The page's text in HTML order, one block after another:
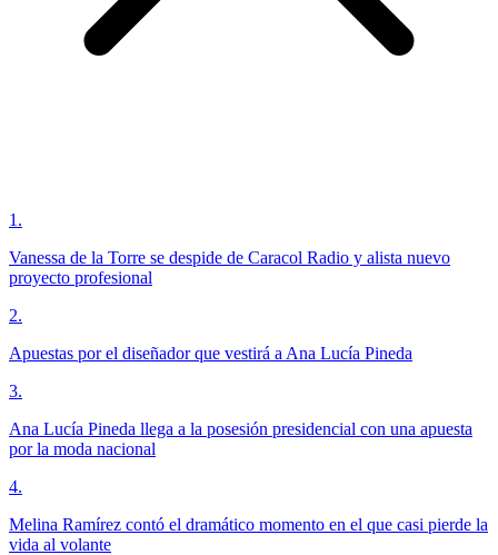
1 .
Vanessa de la Torre se despide de Caracol Radio y alista nuevo
proyecto profesional
2.
Apuestas por el diseñador que vestirá a Ana Lucía Pineda
3.
Ana Lucía Pineda llega a la posesión presidencial con una apuesta
por la moda nacional
4.
Melina Ramírez contó el dramático momento en el que casi pierde la
vida al volante